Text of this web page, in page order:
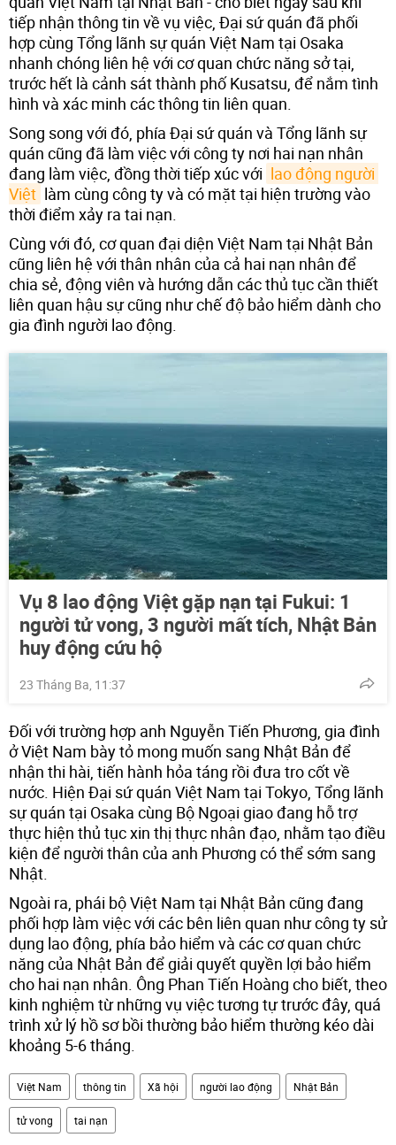
tiếp nhận thông tin về vụ việc, Đại sứ quán đã phối
hợp cùng Tổng lãnh sự quán Việt Nam tại Osaka
nhanh chóng liên hệ với cơ quan chức năng sở tại,
trước hết là cảnh sát thành phố Kusatsu, để nắm tình
hình và xác minh các thông tin liên quan.
Song song với đó, phía Đại sứ quán và Tổng lãnh sự
quán cũng đã làm việc với công ty nơi hai nạn nhân
đang làm việc, đồng thời tiếp xúc với lao động người
Việt làm cùng công ty và có mặt tại hiện trường vào
thời điểm xảy ra tai nạn.
Cùng với đó, cơ quan đại diện Việt Nam tại Nhật Bản
cũng liên hệ với thân nhân của cả hai nạn nhân để
chia sẻ, động viên và hướng dẫn các thủ tục cần thiết
liên quan hậu sự cũng như chế độ bảo hiểm dành cho
gia đình người lao động.
Vụ 8 lao động Việt gặp nạn tại Fukui: 1
người tử vong, 3 người mất tích, Nhật Bản
huy động cứu hộ
23 Tháng Ba, 11:37
Đối với trường hợp anh Nguyễn Tiến Phương, gia đình
ở Việt Nam bày tỏ mong muốn sang Nhật Bản để
nhận thi hài, tiến hành hỏa táng rồi đưa tro cốt về
nước. Hiện Đại sứ quán Việt Nam tại Tokyo, Tổng lãnh
sự quán tại Osaka cùng Bộ Ngoại giao đang hỗ trợ
thực hiện thủ tục xin thị thực nhân đạo, nhằm tạo điều
kiện để người thân của anh Phương có thể sớm sang
Nhật.
Ngoài ra, phái bộ Việt Nam tại Nhật Bản cũng đang
phối hợp làm việc với các bên liên quan như công ty sử
dụng lao động, phía bảo hiểm và các cơ quan chức
năng của Nhật Bản để giải quyết quyền lợi bảo hiểm
cho hai nạn nhân. Ông Phan Tiến Hoàng cho biết, theo
kinh nghiệm từ những vụ việc tương tự trước đây, quá
trình xử lý hồ sơ bồi thường bảo hiểm thường kéo dài
khoảng 5-6 tháng.
Việt Nam thông tin Xã hội người lao động Nhật Bản
tử vong tai nạn